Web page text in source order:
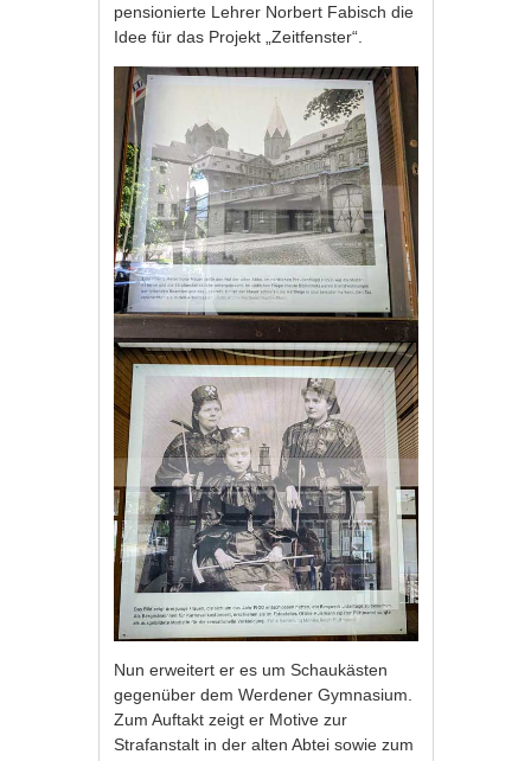
pensionierte Lehrer Norbert Fabisch die
Idee für das Projekt „Zeitfenster“.
Nun erweitert er es um Schaukästen
gegenüber dem Werdener Gymnasium.
Zum Auftakt zeigt er Motive zur
Strafanstalt in der alten Abtei sowie zum